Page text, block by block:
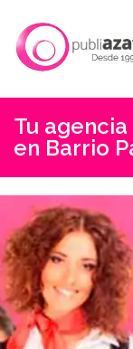
Tu
en Barrio